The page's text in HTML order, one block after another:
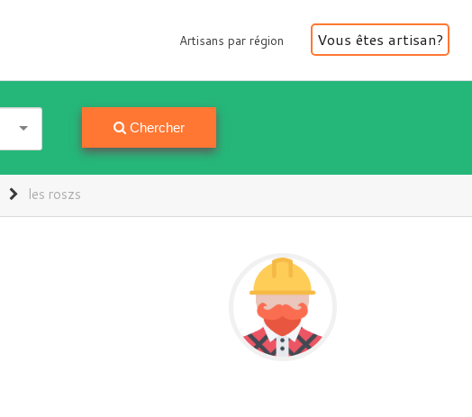
Artisans par région
Artisans par région Vous êtes artisan?
Chercher
les roszs